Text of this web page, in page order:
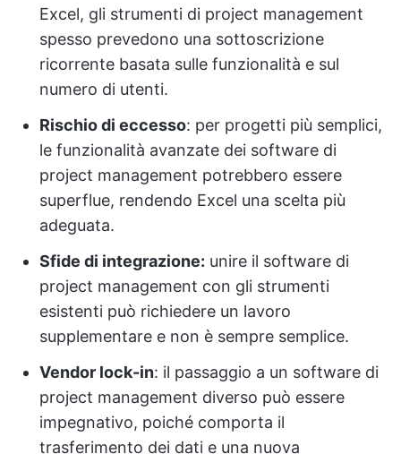
Excel, gli strumenti di project management
spesso prevedono una sottoscrizione
ricorrente basata sulle funzionalità e sul
numero di utenti.
Rischio di eccesso: per progetti più semplici,
le funzionalità avanzate dei software di
project management potrebbero essere
superflue, rendendo Excel una scelta più
adeguata.
Sfide di integrazione: unire il software di
project management con gli strumenti
esistenti può richiedere un lavoro
supplementare e non è sempre semplice.
Vendor lock-in: il passaggio a un software di
project management diverso può essere
impegnativo, poiché comporta il
trasferimento dei dati e una nuova